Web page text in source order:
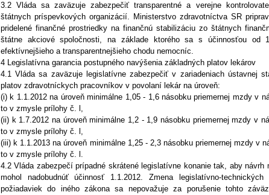
3.2 Vláda sa zaväzuje zabezpečiť transparentné a verejne
štátnych príspevkových organizácií. Ministerstvo zdravotníctva SR
pridelené finančné prostriedky na finančnú stabilizáciu zo štátnych
štátne akciové spoločnosti, na základe ktorého sa s účinnosťou od
efektívnejšieho a transparentnejšieho chodu nemocníc.
4 Legislatívna garancia postupného navýšenia základných platov lekárov
4.1 Vláda sa zaväzuje legislatívne zabezpečiť v zariadeniach ústavnej
platov zdravotníckych pracovníkov v povolaní lekár na úroveň:
(i) k 1.1.2012 na úroveň minimálne 1,05 - 1,6 násobku priemernej mzdy v
to v zmysle prílohy č. l,
(ii) k 1.7.2012 na úroveň minimálne 1,2 - 1,9 násobku priemernej mzdy v
to v zmysle prílohy č. l,
(iii) k 1.1.2013 na úroveň minimálne 1,25 - 2,3 násobku priemernej mzdy v
to v zmysle prílohy č. l.
4.2 Vláda zabezpečí prípadné skrátené legislatívne konanie tak, aby
mohol nadobudnúť účinnosť 1.1.2012. Zmena legislatívno-
požiadaviek do iného zákona sa nepovažuje za porušenie tohto